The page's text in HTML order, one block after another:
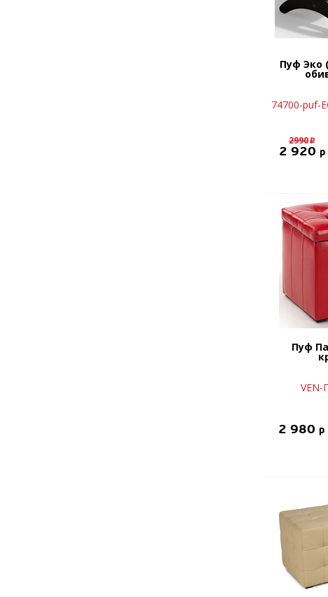
Пуф Эко
74700-puf-
2990p
2 920 p
Пуф
VEN-
2 980 p